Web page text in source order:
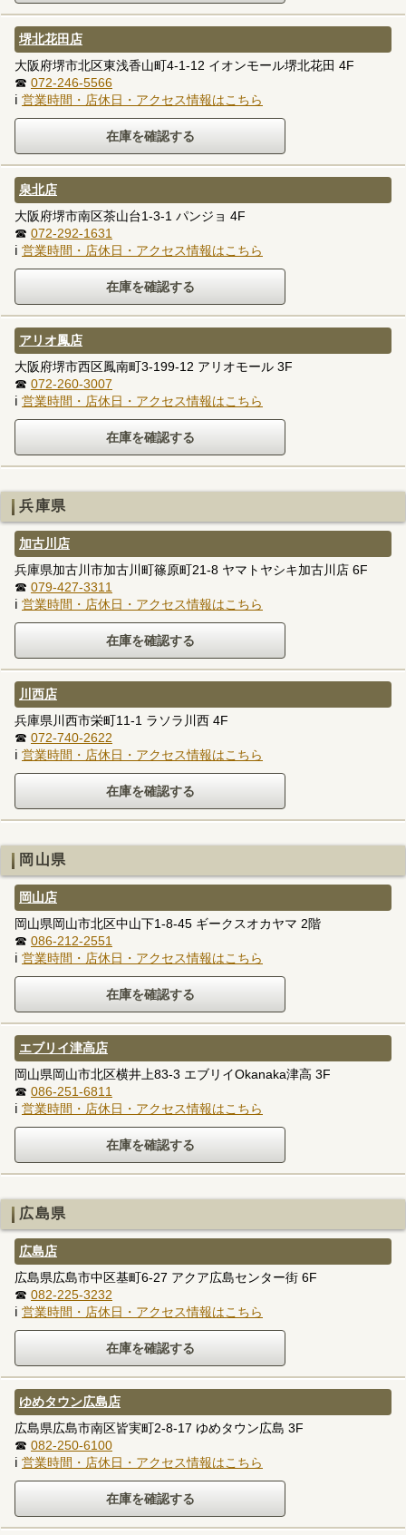
堺北花田店
大阪府堺市北区東浅香山町4-1-12 イオンモール堺北花田 4F
☎ 072-246-5566
ℹ 営業時間・店休日・アクセス情報はこちら
泉北店
大阪府堺市南区茶山台1-3-1 パンジョ 4F
☎ 072-292-1631
ℹ 営業時間・店休日・アクセス情報はこちら
アリオ鳳店
大阪府堺市西区鳳南町3-199-12 アリオモール 3F
☎ 072-260-3007
ℹ 営業時間・店休日・アクセス情報はこちら
兵庫県
加古川店
兵庫県加古川市加古川町篠原町21-8 ヤマトヤシキ加古川店 6F
☎ 079-427-3311
ℹ 営業時間・店休日・アクセス情報はこちら
川西店
兵庫県川西市栄町11-1 ラソラ川西 4F
☎ 072-740-2622
ℹ 営業時間・店休日・アクセス情報はこちら
岡山県
岡山店
岡山県岡山市北区中山下1-8-45 ギークスオカヤマ 2階
☎ 086-212-2551
ℹ 営業時間・店休日・アクセス情報はこちら
エブリイ津高店
岡山県岡山市北区横井上83-3 エブリイOkanaka津高 3F
☎ 086-251-6811
ℹ 営業時間・店休日・アクセス情報はこちら
広島県
広島店
広島県広島市中区基町6-27 アクア広島センター街 6F
☎ 082-225-3232
ℹ 営業時間・店休日・アクセス情報はこちら
ゆめタウン広島店
広島県広島市南区皆実町2-8-17 ゆめタウン広島 3F
☎ 082-250-6100
ℹ 営業時間・店休日・アクセス情報はこちら